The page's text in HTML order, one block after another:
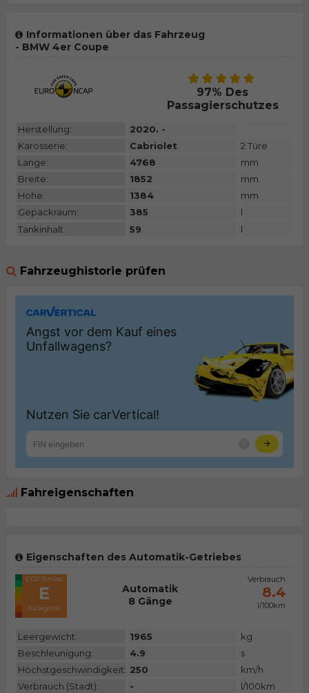
Informationen über das Fahrzeug
- BMW 4er Coupe
97% Des
Passagierschutzes
Herstellung:
2020. -
Karosserie:
Cabriolet
2 Türe
Länge:
4768
mm
Breite:
1852
mm
Höhe:
1384
mm
Gepäckraum:
385
l
Tankinhalt:
59 l
Fahrzeughistorie prüfen
Fahreigenschaften
Eigenschaften des Automatik-Getriebes
CO2 Emiss.
E
Kategorie
Automatik
8 Gänge
Verbrauch
8.4
l/100km
Leergewicht: 1965
kg
Beschleunigung:
4.9
s
Höchstgeschwindigkeit: 250
km/h
Verbrauch (Stadt):
-
l/100km